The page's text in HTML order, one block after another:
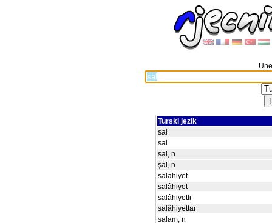
Turski jezik
sal
sal
sal, n
şal, n
salahiyet
salâhiyet
salâhiyetli
salâhiyettar
salam, n